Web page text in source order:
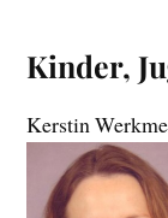
Kinder,
Kerstin